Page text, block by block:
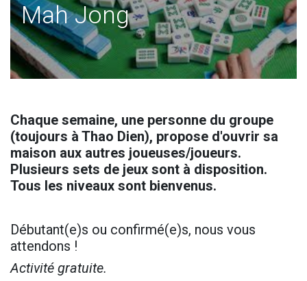
Mah Jong
Chaque semaine, une personne du groupe
(toujours à Thao Dien), propose d'ouvrir sa
maison aux autres joueuses/joueurs.
Plusieurs sets de jeux sont à disposition.
Tous les niveaux sont bienvenus.
Débutant(e)s ou confirmé(e)s, nous vous
attendons !
Activité gratuite.